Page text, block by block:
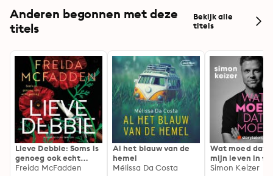
Anderen begonnen met deze
titels
Bekijk alle
titels
Lieve Debbie: Soms is
genoeg ook echt
genoeg...
Freida McFadden
Al het blauw van de
hemel
Mélissa Da Costa
Wat moed dat
mijn leven in
Simon Keizer